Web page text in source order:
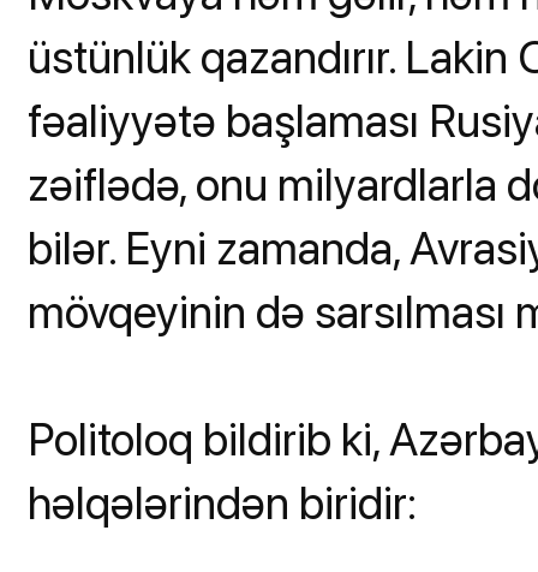
üstünlük qazandırır.
fəaliyyətə başlaması
zəiflədə, onu milyardlarla
bilər. Eyni zamanda,
mövqeyinin də sarsılması
Politoloq bildirib ki,
həlqələrindən biridir: